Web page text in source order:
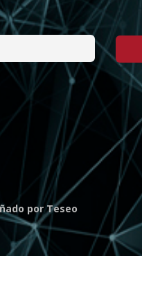
por Teseo